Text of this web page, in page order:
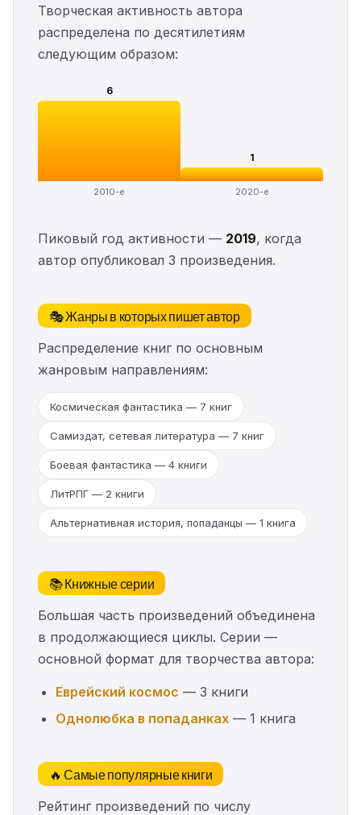
Творческая активность автора
распределена по десятилетиям
следующим образом:
6
2010-е
1
2020-е
Пиковый год активности — 2019, когда
автор опубликовал 3 произведения.
🎭 Жанры в которых пишет автор
Распределение книг по основным
жанровым направлениям:
Космическая фантастика — 7 книг
Самиздат, сетевая литература — 7 книг
Боевая фантастика — 4 книги
ЛитРПГ — 2 книги
Альтернативная история, попаданцы — 1 книга
📚 Книжные серии
Большая часть произведений объединена
в продолжающиеся циклы. Серии —
основной формат для творчества автора:
Еврейский космос — 3 книги
Однолюбка в попаданках — 1 книга
🔥 Самые популярные книги
Рейтинг произведений по числу